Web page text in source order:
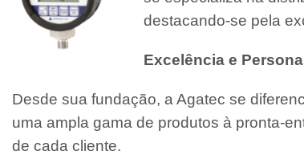
destacando-se pela
Excelência e
Desde sua fundação, a Agatec se
uma ampla gama de produtos à pronta-
de cada cliente.